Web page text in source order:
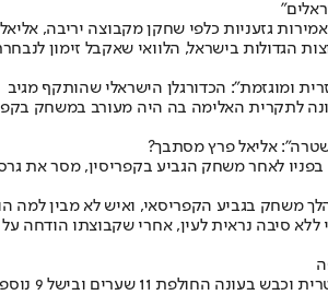
הגדולות בישראל, הלוואי שאקבל זימון
ומוגזמת": הכדורגלן הישראלי שהותקף מגיב
לתקרית האלימה בה היה מעורב במשחק
אליאל פרץ מסתבך?
לאחר משחק הגביע בקפריסין, מסר את
משחק בגביע הקפריסאי, ואיש לא מבין למה
סיבה נראית לעין, אחרי שקבוצתו הודחה